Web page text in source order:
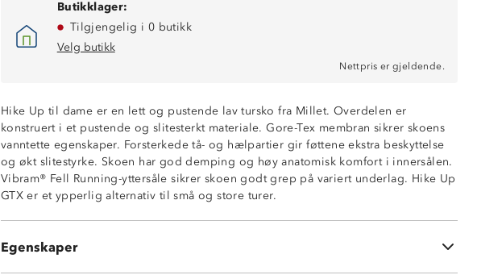
Butikklager:
Tilgjengelig i 0 butikk
Velg butikk
Nettpris er gjeldende.
Hike Up til dame er en lett og pustende lav tursko fra Millet. Overdelen er
konstruert i et pustende og slitesterkt materiale. Gore-Tex membran sikrer skoens
vanntette egenskaper. Forsterkede tå- og hælpartier gir føttene ekstra beskyttelse
og økt slitestyrke. Skoen har god demping og høy anatomisk komfort i innersålen.
Vibram® Fell Running-yttersåle sikrer skoen godt grep på variert underlag. Hike Up
GTX er et ypperlig alternativ til små og store turer.
Egenskaper
Gore-tex-membran
Lettvektsko
Høy anatomisk komfort og god støtdemping
Drop: 12 mm